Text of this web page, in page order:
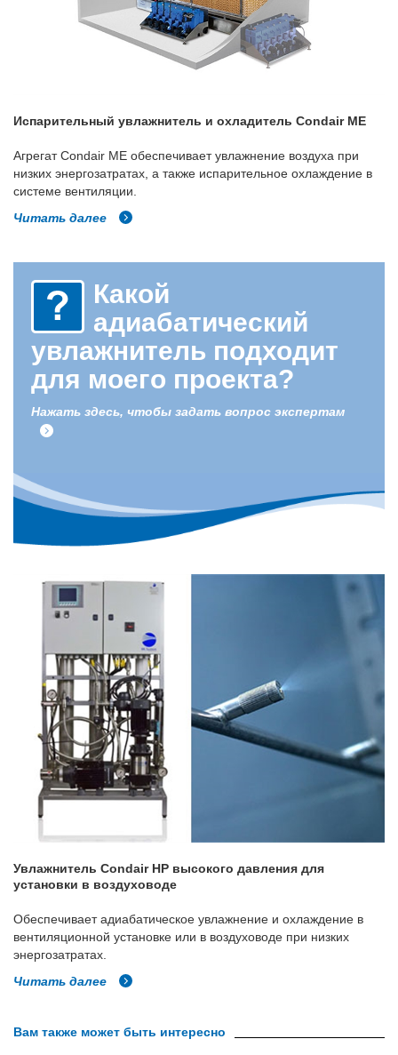
Испарительный увлажнитель и охладитель Condair ME
Агрегат Condair ME обеспечивает увлажнение воздуха при
низких энергозатратах, а также испарительное охлаждение в
системе вентиляции.
Читать далее
Какой
адиабатический
увлажнитель подходит
для моего проекта?
Нажать здесь, чтобы задать вопрос экспертам
Увлажнитель Condair HP высокого давления для
установки в воздуховоде
Обеспечивает адиабатическое увлажнение и охлаждение в
вентиляционной установке или в воздуховоде при низких
энергозатратах.
Читать далее
Вам также может быть интересно